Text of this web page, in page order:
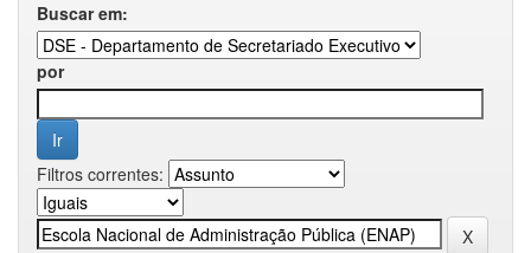
Buscar em:
por
Filtros correntes: